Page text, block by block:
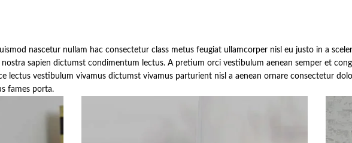
nascetur nullam hac consectetur class metus feugiat ullamcorper nisl eu justo in a
sapien dictumst condimentum lectus. A pretium orci vestibulum aenean semper et
lectus vestibulum vivamus dictumst vivamus parturient nisl a aenean ornare consectetur
fames porta.